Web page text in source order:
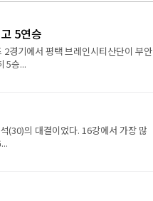
5연승
경기에서 평택 브레인시티산단이 부안
5승...
(30)의 대결이었다. 16강에서 가장 많